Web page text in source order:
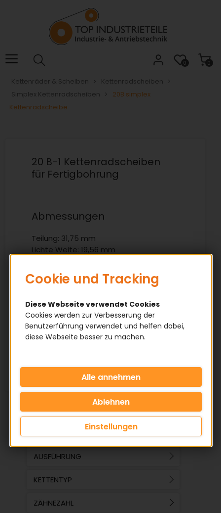
das
Barrierefreiheitsmenü
und
0
0
Kettenräder & Scheiben
Kettenradscheiben
Simplex Kettenradscheiben
20B simplex
Kettenradscheibe
20 B-1 Kettenradscheiben
für Fertigbohrung
Abmessungen
Teilung: 31,75 mm
Lichte Weite: 19,56 mm
✅ Simplex Ausführung
✅ Fertigbohrung
✅ Rohling, unbearbeitet
AUSFÜHRUNG
KETTENTYP
ZÄHNEZAHL
Cookie und Tracking
Diese Webseite verwendet Cookies
Cookies werden zur Verbesserung der
Benutzerführung verwendet und helfen dabei,
diese Webseite besser zu machen.
Einstellungen